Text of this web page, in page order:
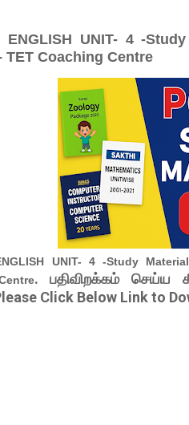
ENGLISH UNIT- 4 -
TET Coaching Centre
UNIT- 4 -Study
. பதிவிறக்கம் செய்ய
Click Below Link to